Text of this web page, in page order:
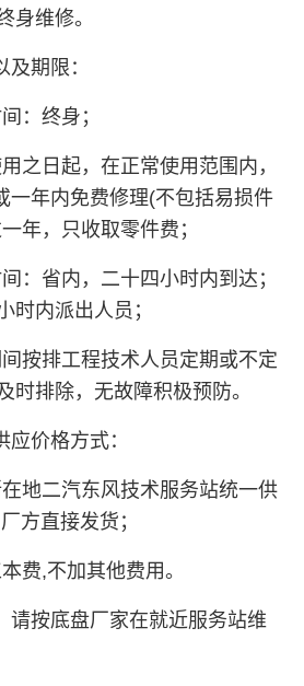
身维修。
期限：
：终身；
之日起，在正常使用范围内，
一年内免费修理(不包括易损件
年，只收取零件费；
：省内，二十四小时内到达；
时内派出人员；
按排工程技术人员定期或不定
时排除，无故障积极预防。
价格方式：
地二汽东风技术服务站统一供
方直接发货；
费,不加其他费用。
请按底盘厂家在就近服务站维